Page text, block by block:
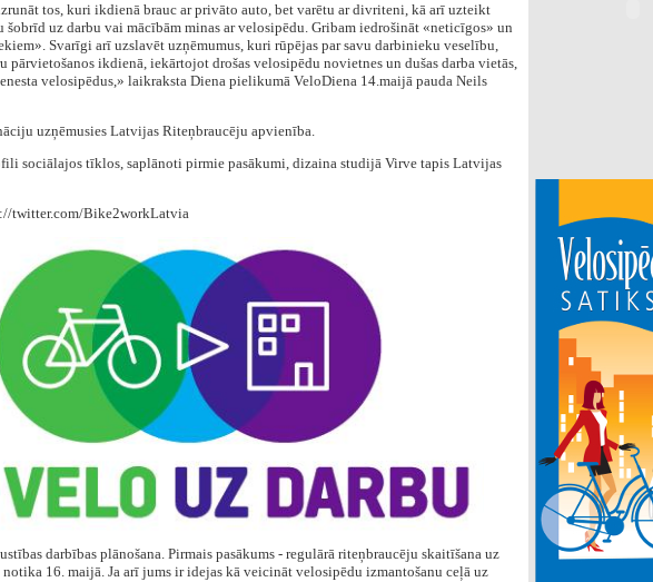
tos, kuri ikdienā brauc ar privāto auto, bet varētu ar divriteni, kā arī uzteikt
uz darbu vai mācībām minas ar velosipēdu. Gribam iedrošināt «neticīgos» un
Svarīgi arī uzslavēt uzņēmumus, kuri rūpējas par savu darbinieku veselību,
pārvietošanos ikdienā, iekārtojot drošas velosipēdu novietnes un dušas darba vietās,
velosipēdus,» laikraksta Diena pielikumā VeloDiena 14.maijā pauda Neils
uzņēmusies Latvijas Riteņbraucēju apvienība.
sociālajos tīklos, saplānoti pirmie pasākumi, dizaina studijā Virve tapis Latvijas
twitter.com/Bike2workLatvia
darbības plānošana. Pirmais pasākums - regulārā riteņbraucēju skaitīšana uz
16. maijā. Ja arī jums ir idejas kā veicināt velosipēdu izmantošanu ceļā uz